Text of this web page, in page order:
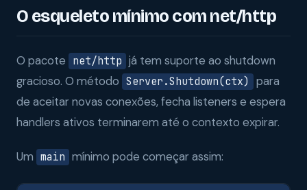
O esqueleto mínimo com net/http
O pacote net/http já tem suporte ao shutdown
gracioso. O método Server.Shutdown(ctx)
para
de aceitar novas conexões, fecha listeners e espera
handlers ativos terminarem até o contexto expirar.
Um main mínimo pode começar assim: